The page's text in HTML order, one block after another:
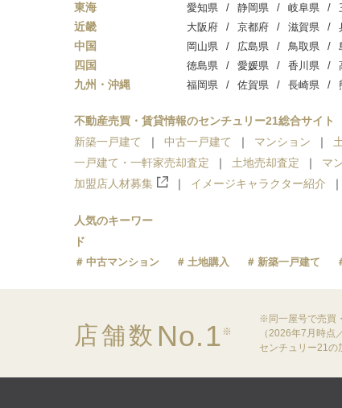
東海 愛知県 静岡県 岐阜県
近畿 大阪府 京都府 滋賀県
中国 岡山県 広島県 鳥取県
四国 徳島県 愛媛県 香川県
九州・沖縄 福岡県 佐賀県 長崎県
不動産売買・賃貸情報のセンチュリー21総合サイト
新築一戸建て
中古一戸建て マンション
一戸建て・一軒家売却査定
土地売却査定 マ
加盟店人材募集
イメージキャラクター紹介
人気のキーワー
ド
中古マンション 土地購入 新築一戸建て
店舗数 No.1 ※
※同一屋号で売買
（2026年7月時点
センチュリー21の